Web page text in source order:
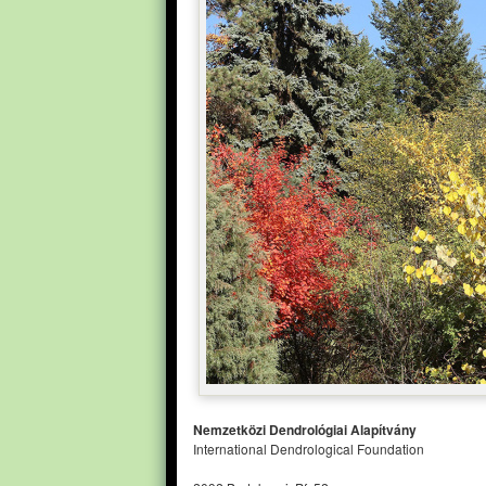
Nemzetközi Dendrológiai Alapítvány
International Dendrological Foundation